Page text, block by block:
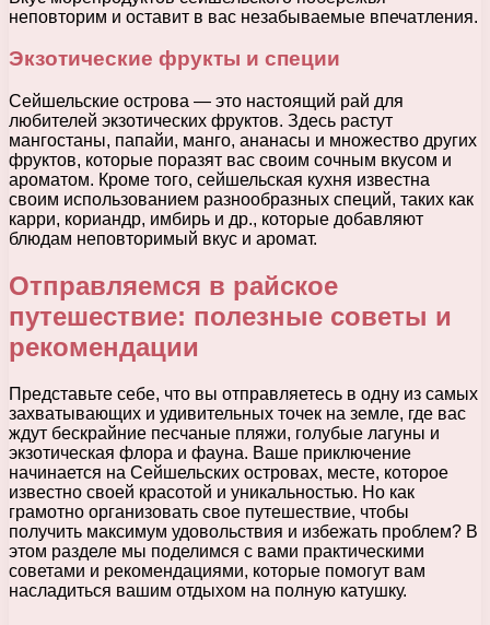
неповторим и оставит в вас незабываемые впечатления.
Экзотические фрукты и специи
Сейшельские острова — это настоящий рай для
любителей экзотических фруктов. Здесь растут
мангостаны, папайи, манго, ананасы и множество других
фруктов, которые поразят вас своим сочным вкусом и
ароматом. Кроме того, сейшельская кухня известна
своим использованием разнообразных специй, таких как
карри, кориандр, имбирь и др., которые добавляют
блюдам неповторимый вкус и аромат.
Отправляемся в райское
путешествие: полезные советы и
рекомендации
Представьте себе, что вы отправляетесь в одну из самых
захватывающих и удивительных точек на земле, где вас
ждут бескрайние песчаные пляжи, голубые лагуны и
экзотическая флора и фауна. Ваше приключение
начинается на Сейшельских островах, месте, которое
известно своей красотой и уникальностью. Но как
грамотно организовать свое путешествие, чтобы
получить максимум удовольствия и избежать проблем? В
этом разделе мы поделимся с вами практическими
советами и рекомендациями, которые помогут вам
насладиться вашим отдыхом на полную катушку.